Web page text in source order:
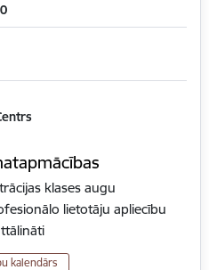
klases augu
lietotāju apliecību
kalendārs